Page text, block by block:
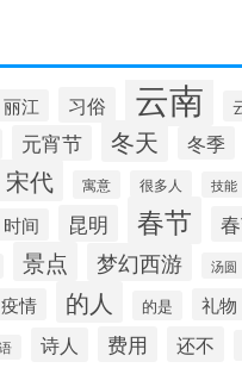
丽江 习俗 云南
元宵节 冬天 冬季
宋代 寓意 很多人 技能
时间 昆明 春节
景点 梦幻西游 汤圆
疫情 的人 的是 礼物
诗人 费用 还不